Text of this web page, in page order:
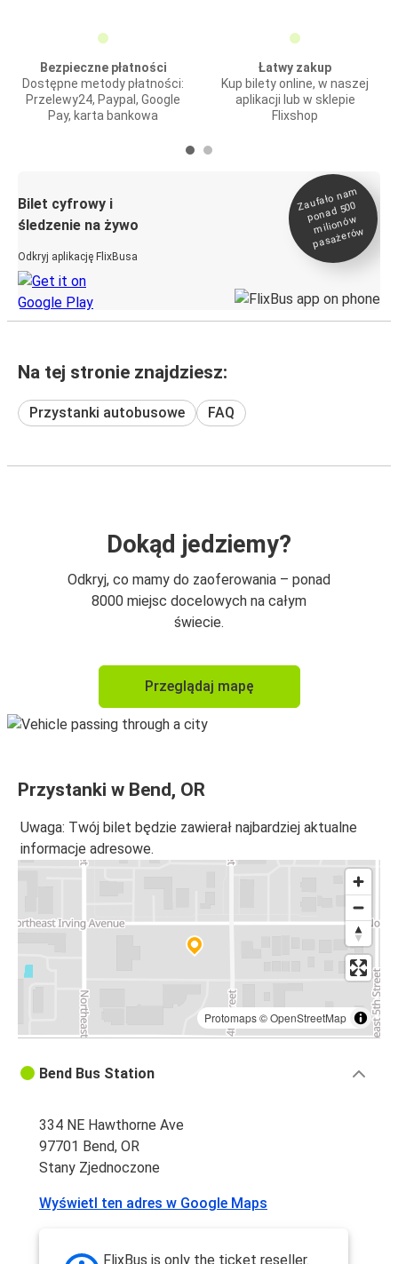
Bezpieczne płatności
Dostępne metody płatności:
Przelewy24, Paypal, Google
Pay, karta bankowa
Łatwy zakup
Kup bilety online, w naszej
aplikacji lub w sklepie
Flixshop
Bilet cyfrowy i
śledzenie na żywo
Odkryj aplikację FlixBusa
Zaufało na
m
ponad 500
milionó
w
pasażeró
w
Na tej stronie znajdziesz:
Przystanki autobusowe FAQ
Dokąd jedziemy?
Odkryj, co mamy do zaoferowania – ponad
8000 miejsc docelowych na całym
świecie.
Przeglądaj mapę
Przystanki w Bend, OR
Uwaga: Twój bilet będzie zawierał najbardziej aktualne
informacje adresowe.
Protomaps©OpenStreetMap
Bend Bus Station
334 NE Hawthorne Ave
97701 Bend, OR
Stany Zjednoczone
Wyświetl ten adres w Google Maps
FlixBus is only the ticket reseller.